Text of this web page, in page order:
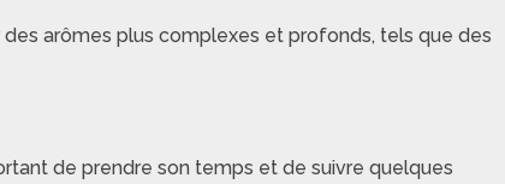
arômes plus complexes et profonds, tels que des
de prendre son temps et de suivre quelques